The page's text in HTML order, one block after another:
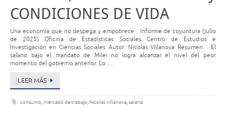
CONDICIONES DE VIDA
Una economía que no despega y empobrece Informe de coyuntura (julio
de 2025) Oficina de Estadísticas Sociales Centro de Estudios e
Investigación en Ciencias Sociales Autor: Nicolás Villanova Resumen El
salario bajo el mandato de Milei no logra alcanzar el nivel del peor
momento del gobierno anterior. Lo …
LEER MÁS
consumo, mercado de trabajo, Nicolás villanova,salario